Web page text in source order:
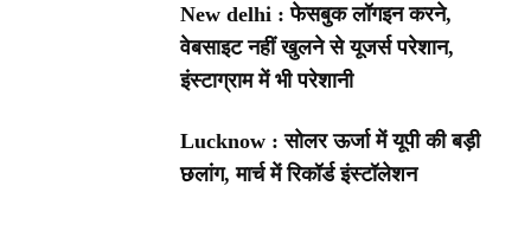
New delhi : फेसबुक लॉगइन करने,
वेबसाइट नहीं खुलने से यूजर्स परेशान,
इंस्टाग्राम में भी परेशानी
Lucknow : सोलर ऊर्जा में यूपी की बड़ी
छलांग, मार्च में रिकॉर्ड इंस्टॉलेशन